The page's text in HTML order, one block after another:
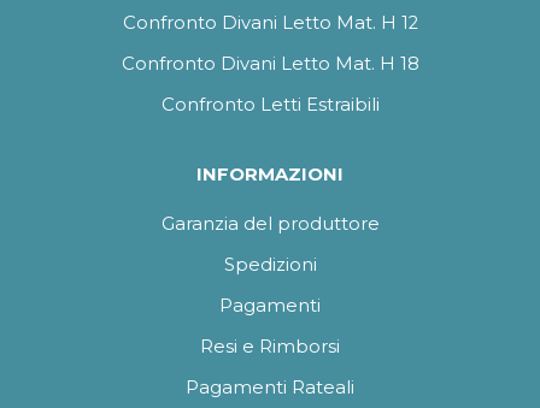
Confronto Divani Letto Mat. H 12
Confronto Divani Letto Mat. H 18
Confronto Letti Estraibili
INFORMAZIONI
Garanzia del produttore
Spedizioni
Pagamenti
Resi e Rimborsi
Pagamenti Rateali